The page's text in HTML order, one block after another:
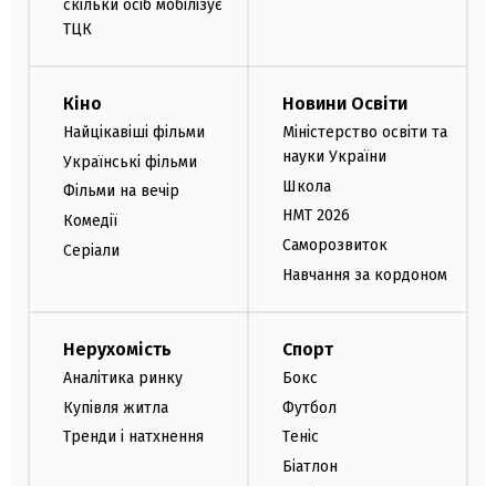
скільки осіб мобілізує
ТЦК
Кіно
Найцікавіші фільми
Українські фільми
Фільми на вечір
Комедії
Серіали
Новини Освіти
Міністерство освіти та
науки України
Школа
НМТ 2026
Саморозвиток
Навчання за кордоном
Нерухомість
Аналітика ринку
Купівля житла
Тренди і натхнення
Спорт
Бокс
Футбол
Теніс
Біатлон